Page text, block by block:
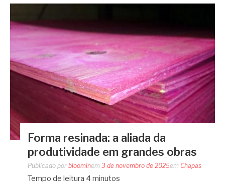
Forma resinada: a aliada da
produtividade em grandes obras
Publicado por bloominem 3 de novembro de 2025em Chapas
Tempo de leitura 4 minutos